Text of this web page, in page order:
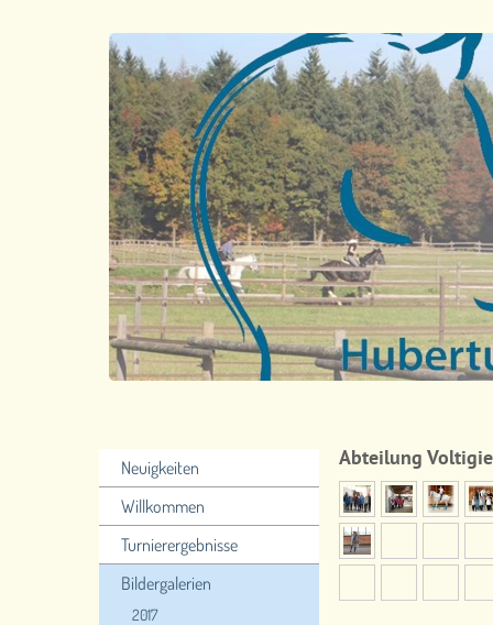
Neuigkeiten
Willkommen
Turnierergebnisse
Bildergalerien
2017
Abteilung